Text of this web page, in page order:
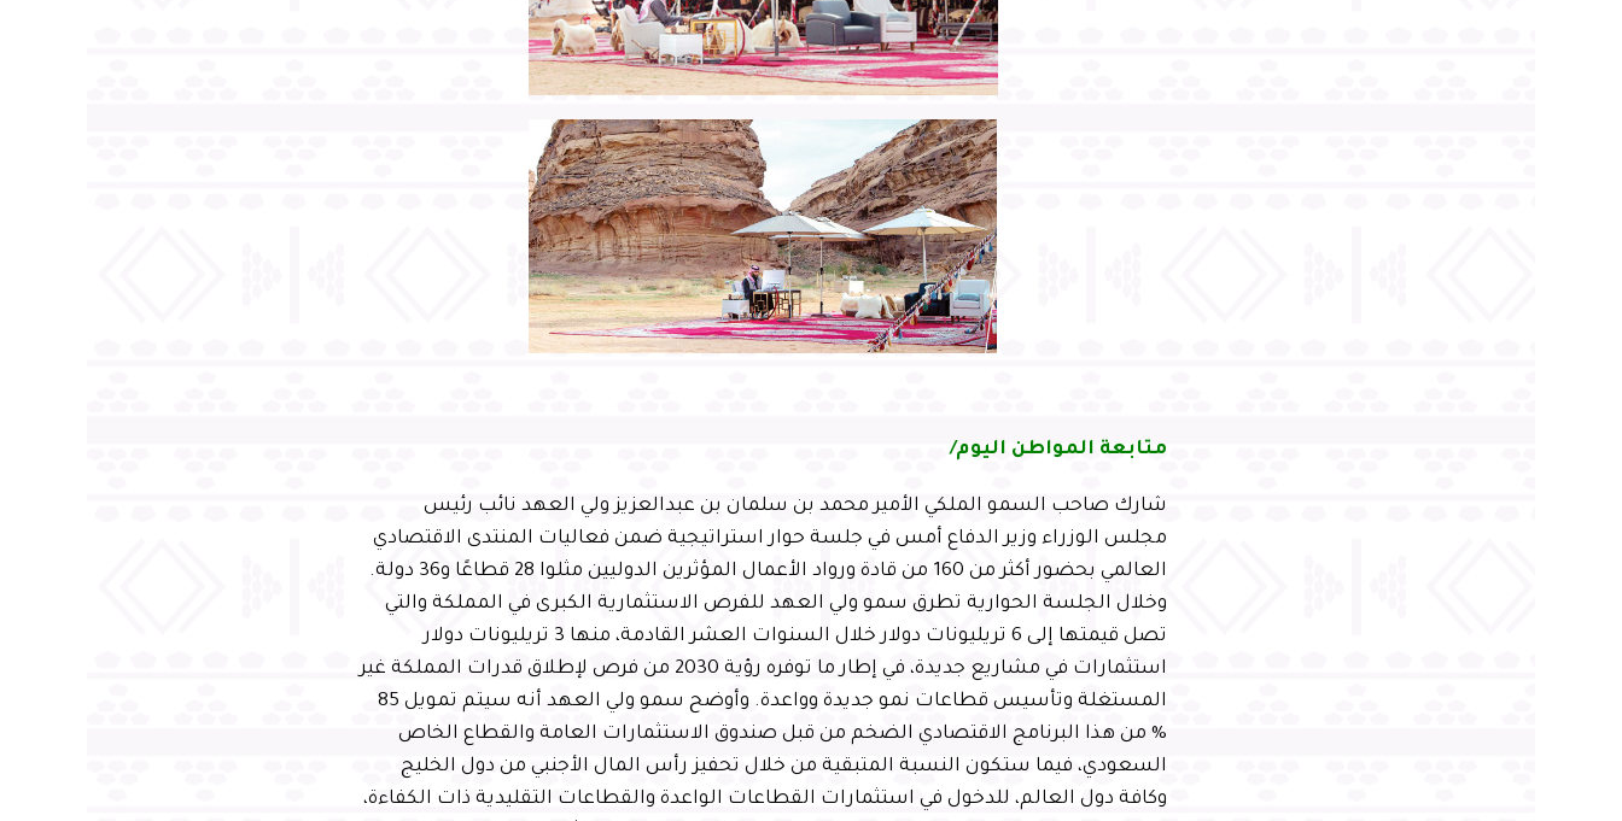
متابعة المواطن اليوم/
شارك صاحب السمو الملكي الأمير محمد بن سلمان بن عبدالعزيز ولي العهد نائب رئيس
مجلس الوزراء وزير الدفاع أمس في جلسة حوار استراتيجية ضمن فعاليات المنتدى الاقتصادي
العالمي بحضور أكثر من 160 من قادة ورواد الأعمال المؤثرين الدوليين مثلوا 28 قطاعًا و36 دولة.
وخلال الجلسة الحوارية تطرق سمو ولي العهد للفرص الاستثمارية الكبرى في المملكة والتي
تصل قيمتها إلى 6 تريليونات دولار خلال السنوات العشر القادمة، منها 3 تريليونات دولار
استثمارات في مشاريع جديدة، في إطار ما توفره رؤية 2030 من فرص لإطلاق قدرات المملكة غير
المستغلة وتأسيس قطاعات نمو جديدة وواعدة. وأوضح سمو ولي العهد أنه سيتم تمويل 85
% من هذا البرنامج الاقتصادي الضخم من قبل صندوق الاستثمارات العامة والقطاع الخاص
السعودي، فيما ستكون النسبة المتبقية من خلال تحفيز رأس المال الأجنبي من دول الخليج
وكافة دول العالم، للدخول في استثمارات القطاعات الواعدة والقطاعات التقليدية ذات الكفاءة،